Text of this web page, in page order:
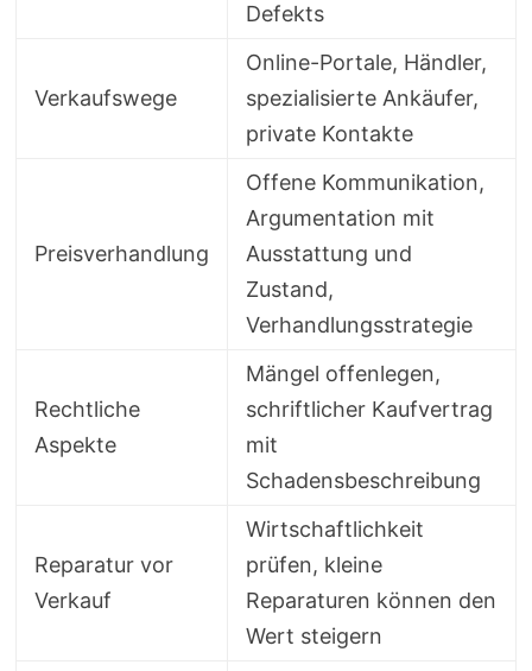
Defekts
Verkaufswege
Online-Portale, Händler,
spezialisierte Ankäufer,
private Kontakte
Preisverhandlung
Offene Kommunikation,
Argumentation mit
Ausstattung und
Zustand,
Verhandlungsstrategie
Rechtliche
Aspekte
Mängel offenlegen,
schriftlicher Kaufvertrag
mit
Schadensbeschreibung
Reparatur vor
Verkauf
Wirtschaftlichkeit
prüfen, kleine
Reparaturen können den
Wert steigern